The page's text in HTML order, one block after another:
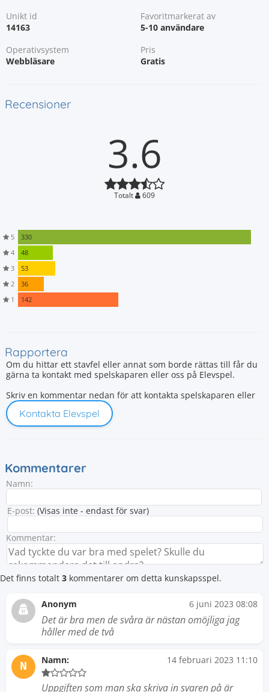
Unikt id
14163
Favoritmarkerat av
5-10 användare
Operativsystem
Webbläsare
Pris
Gratis
Recensioner
3.6
Totalt 609
5
330
4
48
3
53
2
36
1
142
Rapportera
Om du hittar ett stavfel eller annat som borde rättas till får du
gärna ta kontakt med spelskaparen eller oss på Elevspel.
Skriv en kommentar nedan för att kontakta spelskaparen eller
Kontakta Elevspel
Kommentarer
Namn:
E-post: (Visas inte - endast för svar)
Kommentar:
Det finns totalt 3 kommentarer om detta kunskapsspel.
Anonym 6 juni 2023 08:08
Det är bra men de svåra är nästan omöjliga jag
håller med de två
N Namn: 14 februari 2023 11:10
Uppgiften som man ska skriva in svaren på är